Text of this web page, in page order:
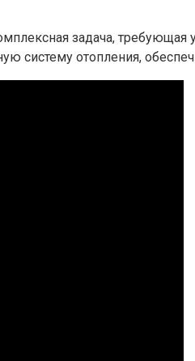
задача,
систему отопления,